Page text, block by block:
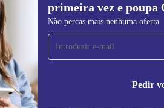
primeira vez e poupa
Não percas mais nenhuma oferta
Pedir
a nossa newsletter pela
vez e poupa 15€!
percas mais nenhuma oferta.